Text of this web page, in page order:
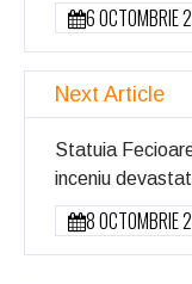
6 OCTOMBRIE
Next Article
Statuia
inceniu
8 OCTOMBRIE